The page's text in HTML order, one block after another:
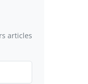
articles